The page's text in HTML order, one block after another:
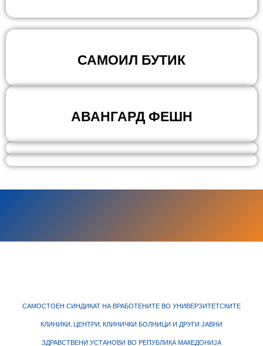
САМОИЛ БУТИК
АВАНГАРД ФЕШН
САМОСТОЕН СИНДИКАТ НА ВРАБОТЕНИТЕ ВО УНИВЕРЗИТЕТСКИТЕ
КЛИНИКИ, ЦЕНТРИ, КЛИНИЧКИ БОЛНИЦИ И ДРУГИ ЈАВНИ
ЗДРАВСТВЕНИ УСТАНОВИ ВО РЕПУБЛИКА МАКЕДОНИЈА